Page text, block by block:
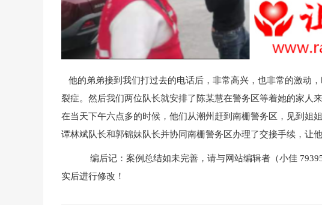
他的弟弟接到我们打过去的电话后，非常高兴，也非常的激动
裂症。然后我们两位队长就安排了陈某慧在警务区等着她的家人
在当天下午六点多的时候，他们从潮州赶到南栅警务区，见到姐
谭林斌队长和郭锦妹队长并协同南栅警务区办理了交接手续，让他
编后记：案例总结如未完善，请与网站编辑者（小佳
实后进行修改！